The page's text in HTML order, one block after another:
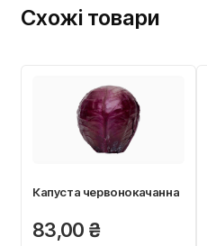
Схожі товари
Капуста червонокачанна
83,00 ₴